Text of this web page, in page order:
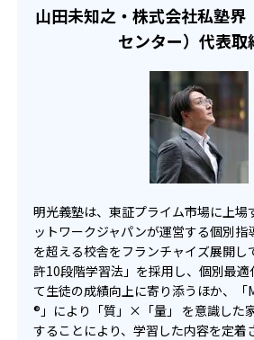
人の授業にあまり時間がかけられない
山田未知之・株式会社私塾界
センター）代表取
明光義塾は、東証プライム市場に上場
ットワークジャパンが運営する個別指
を超える校舎をフランチャイズ展開し
許10段階学習法」を採用し、個別最適
て生徒の成績向上に寄り添うほか、「
®」により「質」×「量」 を意識した
することにより、学習した内容を定着